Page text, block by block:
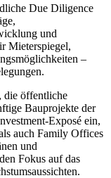
Due Diligence
und
Mieterspiegel,
–
die öffentliche
Bauprojekte der
Exposé ein,
auch Family Offices
und
Fokus auf das